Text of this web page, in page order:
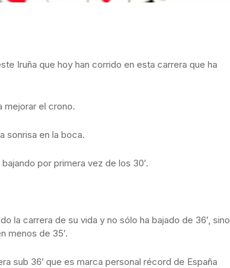
Iruña que hoy han corrido en esta carrera que ha
mejorar el crono.
sonrisa en la boca.
por primera vez de los 30′.
la carrera de su vida y no sólo ha bajado de 36′, sino
menos de 35′.
sub 36′ que es marca personal récord de España